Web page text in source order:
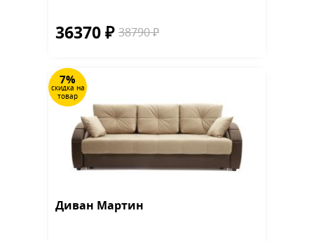
36370 ₽ 38790 ₽
7%
скидка на
товар
Диван Мартин